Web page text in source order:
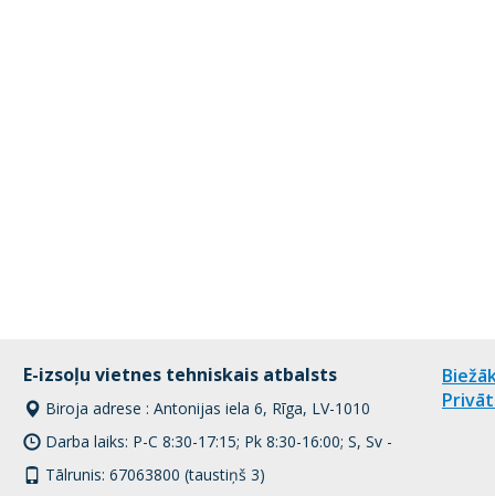
E-izsoļu vietnes tehniskais atbalsts
Biroja adrese : Antonijas iela 6, Rīga, LV-1010
Darba laiks: P-C 8:30-17:15; Pk 8:30-16:00; S, Sv -
Tālrunis: 67063800 (taustiņš 3)